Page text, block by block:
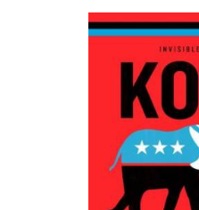
DIRITTO